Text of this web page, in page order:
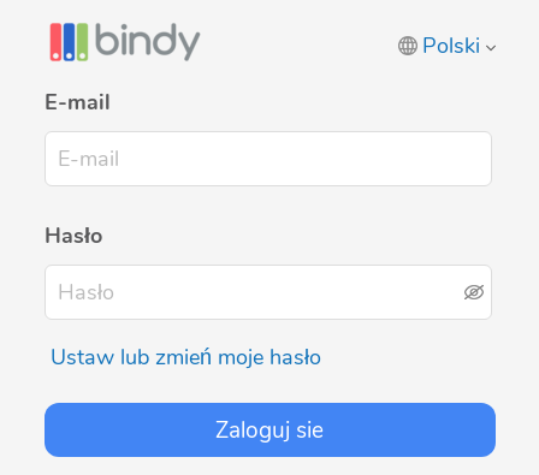
Polski
E-mail
Hasło
Ustaw lub zmień moje hasło